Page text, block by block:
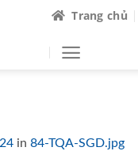
Trang chủ
in 84-TQA-SGD.jpg